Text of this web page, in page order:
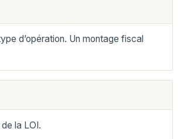
d’opération. Un montage fiscal
la LOI.